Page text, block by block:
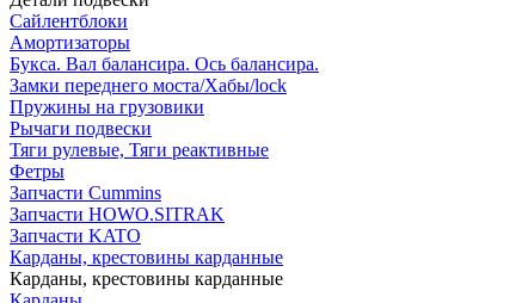
Cайлентблоки
Амортизаторы
Букса. Вал балансира. Ось балансира.
Замки переднего моста/Хабы/lock
Пружины на грузовики
Рычаги подвески
Тяги рулевые, Тяги реактивные
Фетры
Запчасти Cummins
Запчасти HOWO.SITRAK
Запчасти KATO
Карданы, крестовины карданные
Карданы, крестовины карданные